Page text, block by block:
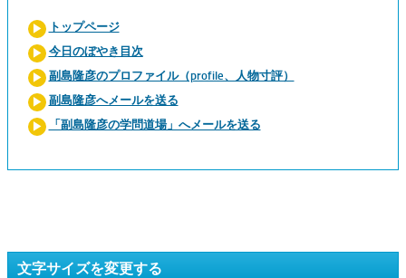
トップページ
今日のぼやき目次
副島隆彦のプロファイル（profile、人物寸評）
副島隆彦へメールを送る
「副島隆彦の学問道場」へメールを送る
文字サイズを変更する